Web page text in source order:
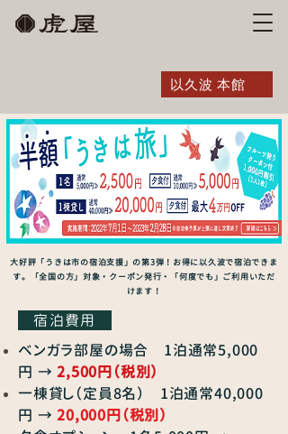
以久波 本館
大好評「うきは市の宿泊支援」の第3弾！ お得に以久波で宿泊できま
す。
「全国の方」対象・クーポン発行・「何度でも」ご利用いただ
けます！
宿泊費用
ベンガラ部屋の場合 1泊通常5,000
円 →2,500円（税別）
一棟貸し（定員8名） 1泊通常40,000
円 →20,000円（税別）